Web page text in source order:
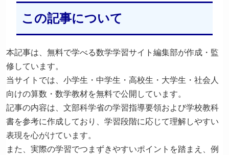
この記事について
本記事は、無料で学べる数学学習サイト編集部が作成・監
修しています。
当サイトでは、小学生・中学生・高校生・大学生・社会人
向けの算数・数学教材を無料で公開しています。
記事の内容は、文部科学省の学習指導要領および学校教科
書を参考に作成しており、学習段階に応じて理解しやすい
表現を心がけています。
また、実際の学習でつまずきやすいポイントを踏まえ、例